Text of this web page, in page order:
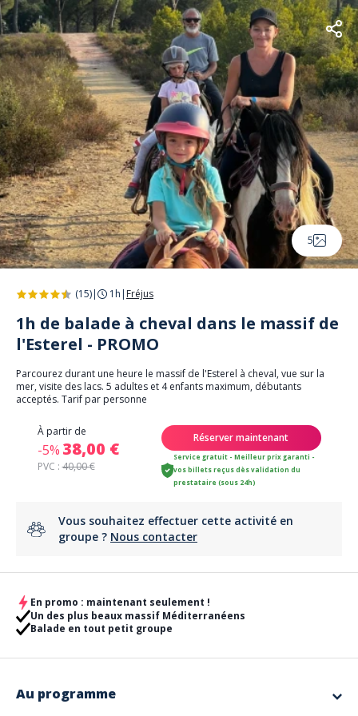
5
(15)| 1h | Fréjus
1h de balade à cheval dans le massif de
l'Esterel - PROMO
Parcourez durant une heure le massif de l'Esterel à cheval, vue sur la
mer, visite des lacs. 5 adultes et 4 enfants maximum, débutants
acceptés. Tarif par personne
À partir de
-5% 38,00 €
PVC :40,00 €
Réserver maintenant
Service gratuit - Meilleur prix garanti -
vos billets reçus dès validation du
prestataire (sous 24h)
Vous souhaitez effectuer cette activité en
groupe ? Nous contacter
En promo : maintenant seulement !
Un des plus beaux massif Méditerranéens
Balade en tout petit groupe
Au programme